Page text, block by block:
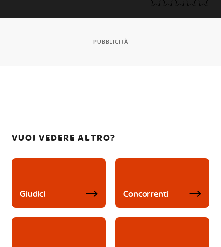
PUBBLICITÀ
VUOI VEDERE ALTRO?
Giudici Concorrenti